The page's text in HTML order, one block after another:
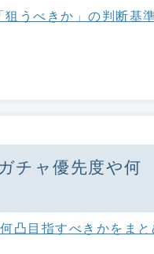
うべきか」の判断基
チャ優先度や何